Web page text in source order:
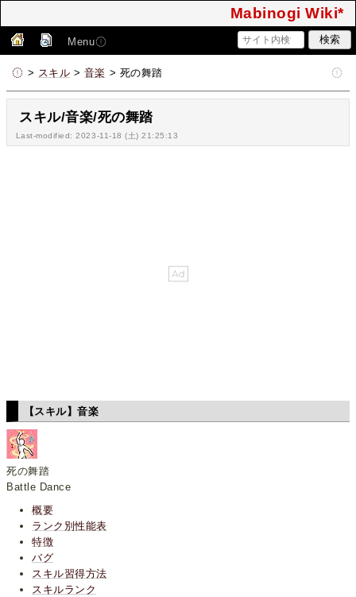
Mabinogi Wiki*
Menu
> スキル > 音楽 > 死の舞踏
スキル/音楽/死の舞踏
Last-modified: 2023-11-18 (土) 21:25:13
【スキル】音楽
死の舞踏
Battle Dance
概要
ランク別性能表
特徴
バグ
スキル習得方法
スキルランク